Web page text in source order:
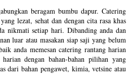
beragam bumbu dapur. Catering
lezat, sehat dan dengan cita rasa khas
nikmati setiap hari. Dibanding anda dan
luar atau masakan siap saji yang belum
anda memesan catering rantang harian
dengan bahan-bahan pilihan yang
dari bahan pengawet, kimia, vetsine atau